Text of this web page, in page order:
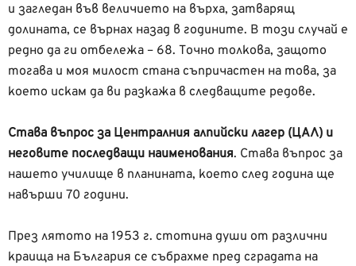
и загледан във величието на върха, затварящ
долината, се върнах назад в годините. В този случай е
редно да ги отбележа – 68. Точно толкова, защото
тогава и моя милост стана съпричастен на това, за
което искам да ви разкажа в следващите редове.
Става въпрос за Централния алпийски лагер (ЦАЛ) и
неговите последващи наименования. Става въпрос за
нашето училище в планината, което след година ще
навърши 70 години.
През лятото на 1953 г. стотина души от различни
краища на България се събрахме пред сградата на